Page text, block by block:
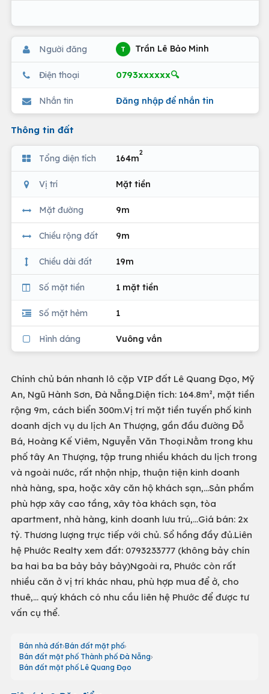
Người đăng T Trần Lê Bảo Minh
Điện thoại 0793xxxxxx🔍
Nhắn tin Đăng nhập để nhắn tin
Thông tin đất
Tổng diện tích 164m
2
Vị trí Mặt tiền
Mặt đường 9m
Chiều rộng đất 9m
Chiều dài đất 19m
Số mặt tiền 1 mặt tiền
Số mặt hẻm 1
Hình dáng Vuông vắn
Chính chủ bán nhanh lô cặp VIP đất Lê Quang Đạo, Mỹ
An, Ngũ Hành Sơn, Đà Nẵng.Diện tích: 164.8m², mặt tiền
rộng 9m, cách biển 300m.Vị trí mặt tiền tuyến phố kinh
doanh dịch vụ du lịch An Thượng, gần đầu đường Đỗ
Bá, Hoàng Kế Viêm, Nguyễn Văn Thoại.Nằm trong khu
phố tây An Thượng, tập trung nhiều khách du lịch trong
và ngoài nước, rất nhộn nhịp, thuận tiện kinh doanh
nhà hàng, spa, hoặc xây căn hộ khách sạn,...Sản phẩm
phù hợp xây cao tầng, xây tòa khách sạn, tòa
apartment, nhà hàng, kinh doanh lưu trú,...Giá bán: 2x
tỷ. Thương lượng trực tiếp với chủ. Sổ hồng đầy đủ.Liên
hệ Phước Realty xem đất: 0793233777 (không bảy chín
ba hai ba ba bảy bảy bảy)Ngoài ra, Phước còn rất
nhiều căn ở vị trí khác nhau, phù hợp mua để ở, cho
thuê,... quý khách có nhu cầu liên hệ Phước để được tư
vấn cụ thể.
Bán nhà đất Bán đất mặt phố
Bán đất mặt phố Thành phố Đà Nẵng
Bán đất mặt phố Lê Quang Đạo